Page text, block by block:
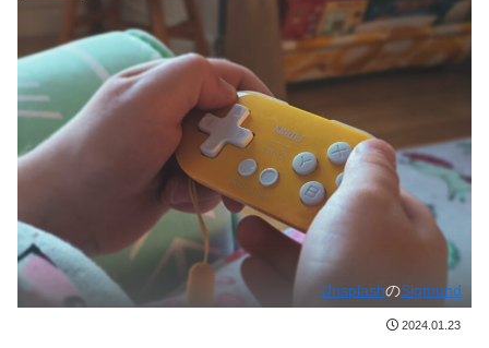
UnsplashのSigmund
2024.01.23